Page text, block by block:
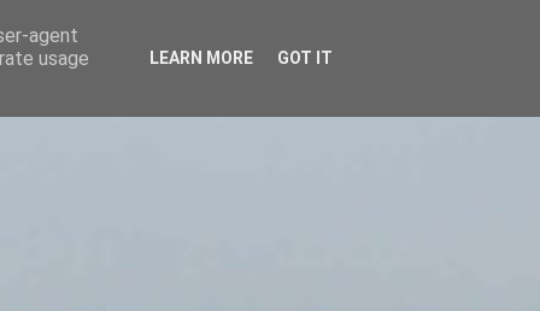
agent
usage
LEARN MORE GOT IT